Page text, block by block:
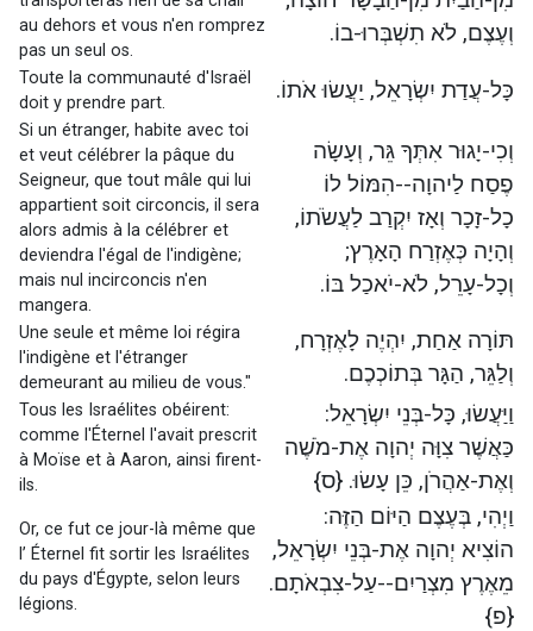
au dehors et vous n'en romprez
pas un seul os.
וְעֶצֶם, לֹא תִשְׁבְּרוּ-בוֹ.
Toute la communauté d'Israël
doit y prendre part.
כָּל-עֲדַת יִשְׂרָאֵל, יַעֲשׂוּ אֹתוֹ.
Si un étranger, habite avec toi
et veut célébrer la pâque du
Seigneur, que tout mâle qui lui
appartient soit circoncis, il sera
alors admis à la célébrer et
deviendra l'égal de l'indigène;
mais nul incirconcis n'en
mangera.
וְכִי-יָגוּר אִתְּךָ גֵּר, וְעָשָׂה
פֶסַח לַיהוָה--הִמּוֹל לוֹ
כָל-זָכָר וְאָז יִקְרַב לַעֲשֹׂתוֹ,
וְהָיָה כְּאֶזְרַח הָאָרֶץ;
וְכָל-עָרֵל, לֹא-יֹאכַל בּוֹ.
Une seule et même loi régira
l'indigène et l'étranger
demeurant au milieu de vous."
תּוֹרָה אַחַת, יִהְיֶה לָאֶזְרָח,
וְלַגֵּר, הַגָּר בְּתוֹכְכֶם.
Tous les Israélites obéirent:
comme l'Éternel l'avait prescrit
à Moïse et à Aaron, ainsi firent-
ils.
וַיַּעֲשׂוּ, כָּל-בְּנֵי יִשְׂרָאֵל:
כַּאֲשֶׁר צִוָּה יְהוָה אֶת-מֹשֶׁה
וְאֶת-אַהֲרֹן, כֵּן עָשׂוּ. {ס}
Or, ce fut ce jour-là même que
l’ Éternel fit sortir les Israélites
du pays d'Égypte, selon leurs
légions.
וַיְהִי, בְּעֶצֶם הַיּוֹם הַזֶּה:
הוֹצִיא יְהוָה אֶת-בְּנֵי יִשְׂרָאֵל,
מֵאֶרֶץ מִצְרַיִם--עַל-צִבְאֹתָם.
{פ}